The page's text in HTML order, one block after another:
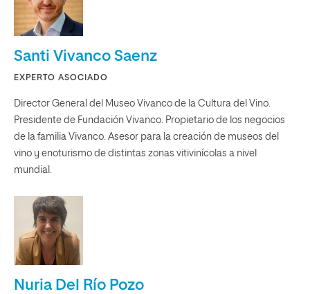
Santi Vivanco Saenz
EXPERTO ASOCIADO
Director General del Museo Vivanco de la Cultura del Vino.
Presidente de Fundación Vivanco. Propietario de los negocios
de la familia Vivanco. Asesor para la creación de museos del
vino y enoturismo de distintas zonas vitivinícolas a nivel
mundial.
Nuria Del Río Pozo